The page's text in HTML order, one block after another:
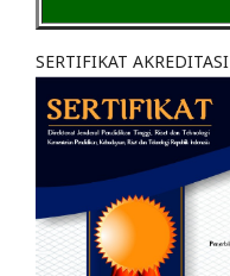
SERTIFIKAT AKREDITASI